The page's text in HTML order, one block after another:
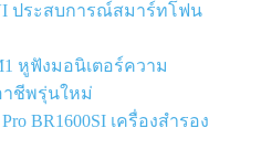
ประสบการณ์สมาร์ทโฟน
หูฟังมอนิเตอร์ความ
าชีพรุ่นใหม่
BR1600SI เครื่องสำรอง